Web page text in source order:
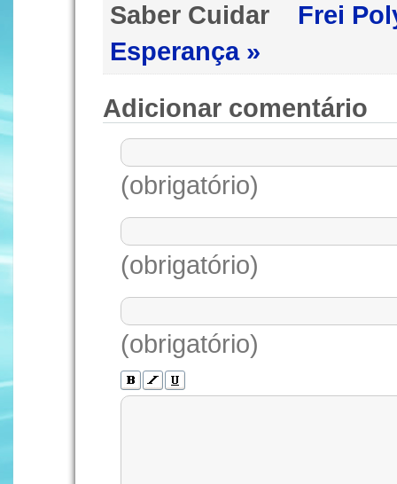
Saber Cuidar
Frei
Esperança »
Adicionar comentário
(obrigatório)
(obrigatório)
(obrigatório)